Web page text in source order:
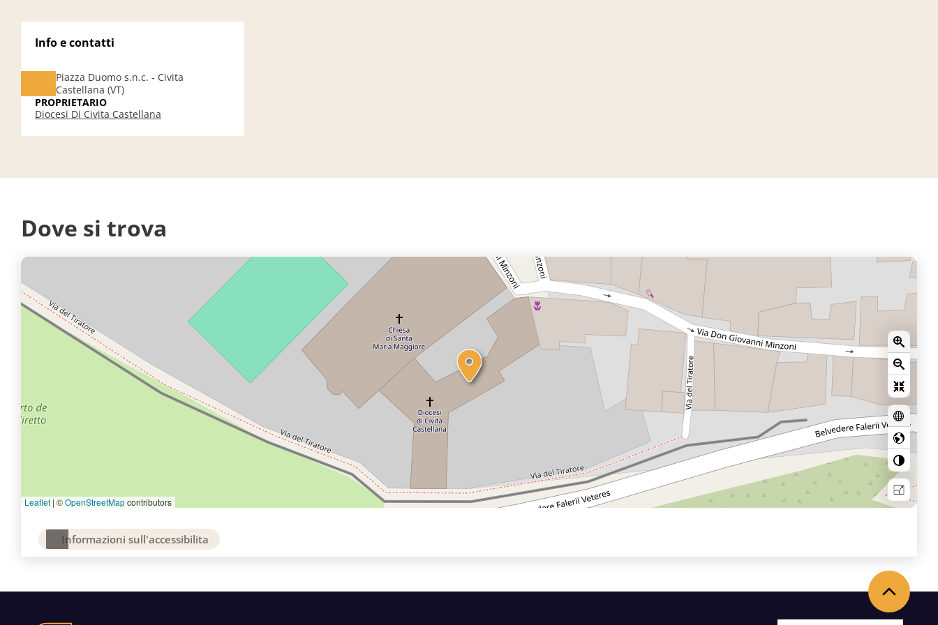
Info e contatti
Piazza Duomo s.n.c. - Civita
Castellana (VT)
PROPRIETARIO
Diocesi Di Civita Castellana
Dove si trova
Leaflet | ©OpenStreetMapcontributors
Informazioni sull'accessibilita
Torna in alto